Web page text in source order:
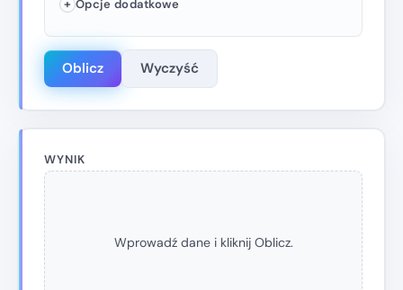
Opcje dodatkowe
Oblicz Wyczyść
WYNIK
Wprowadź dane i kliknij Oblicz.